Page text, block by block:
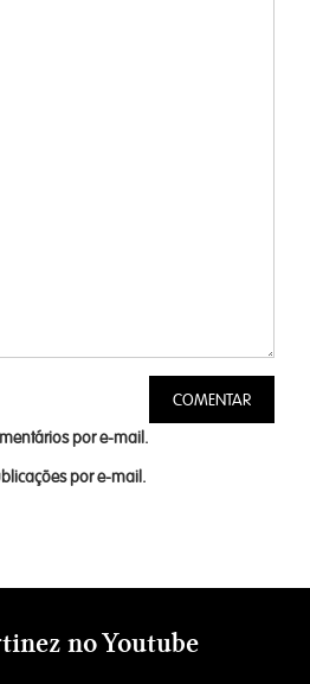
por e-mail.
por e-mail.
no Youtube